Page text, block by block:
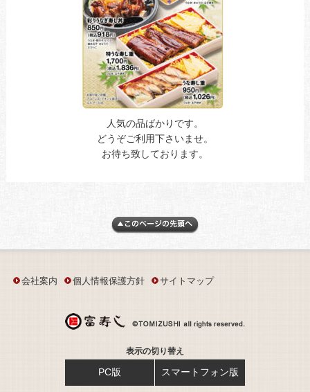
人気の品ばかりです。
どうぞご利用下さいませ。
お待ち致しております。
会社案内 個人情報保護方針 サイトマップ
表示の切り替え
PC版 スマートフォン版